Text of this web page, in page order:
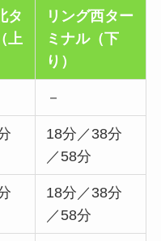
タ
上
リング西ター
ミナル（下
り）
－
18分／38分
／58分
18分／38分
／58分